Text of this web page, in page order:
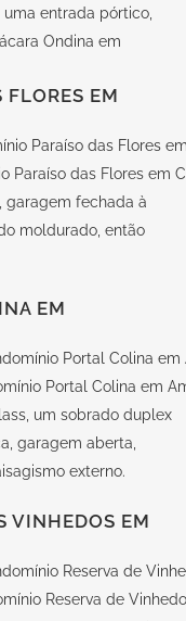
entrada pórtico,
Ondina em
EM
Paraíso das Flores em
garagem fechada à
moldurado, então
EM
Portal Colina em
, um sobrado duplex
garagem aberta,
externo.
VINHEDOS EM
Reserva de